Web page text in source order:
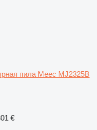
пила Meec MJ2325B
€